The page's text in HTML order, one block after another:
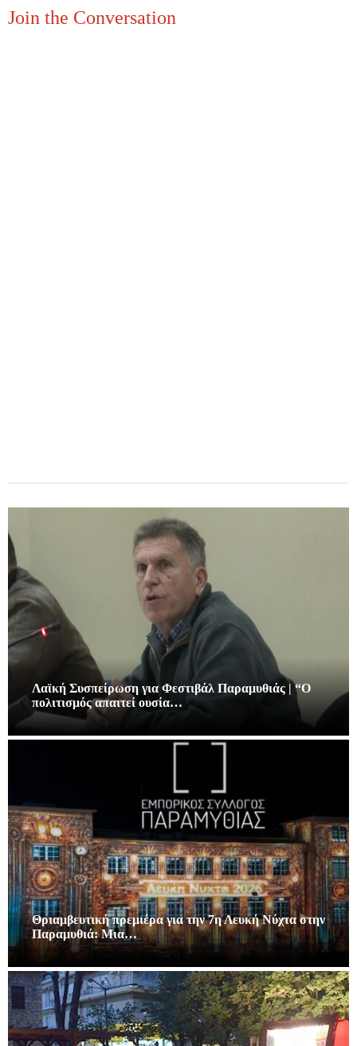
Join the Conversation
Λαϊκή Συσπείρωση για Φεστιβάλ Παραμυθιάς | “Ο
πολιτισμός απαιτεί ουσία…
Θριαμβευτική πρεμιέρα για την 7η Λευκή Νύχτα στην
Παραμυθιά: Μια…